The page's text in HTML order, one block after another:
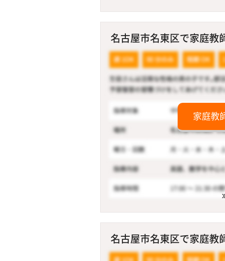
名古屋市名東区で家庭教
家庭教
名古屋市名東区で家庭教